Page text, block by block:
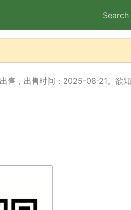
Search
售，出售时间：2025-08-21。欲知